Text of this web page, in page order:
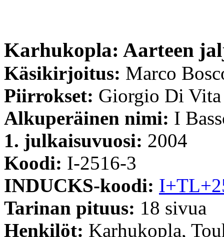
Karhukopla: Aarteen
Käsikirjoitus: Marco
Piirrokset: Giorgio Di Vita
Alkuperäinen nimi: I
1. julkaisuvuosi: 2004
Koodi: I-2516-3
INDUCKS-koodi:
Tarinan pituus: 18 sivua
Henkilöt: Karhukopla,